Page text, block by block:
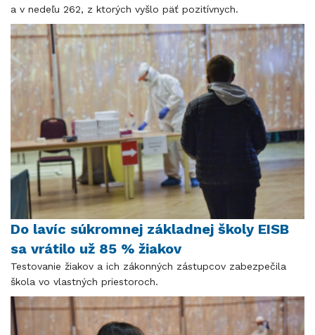
a v nedeľu 262, z ktorých vyšlo päť pozitívnych.
Do lavíc súkromnej základnej školy EISB
sa vrátilo už 85 % žiakov
Testovanie žiakov a ich zákonných zástupcov zabezpečila
škola vo vlastných priestoroch.